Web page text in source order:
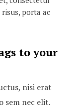
porta ac
to your
nisi erat
sem nec elit.